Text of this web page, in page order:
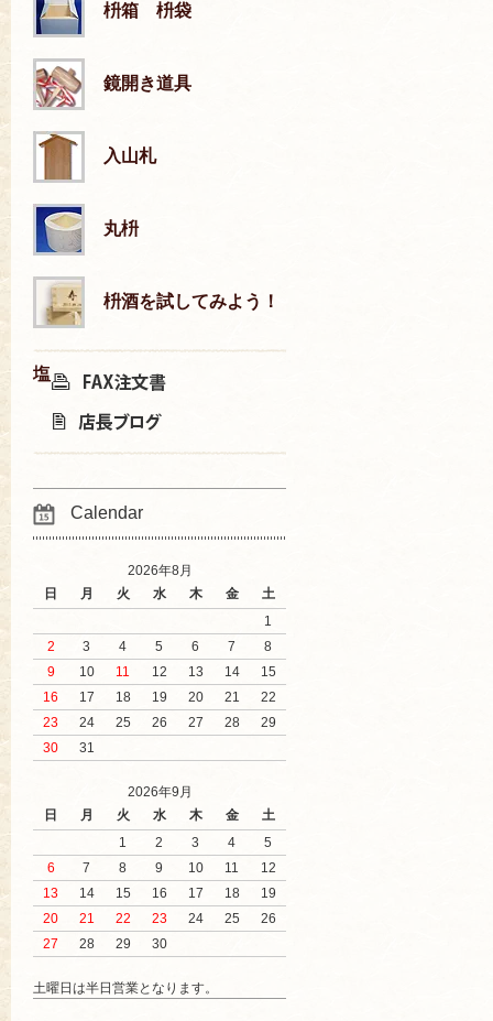
枡箱 枡袋
鏡開き道具
入山札
丸枡
枡酒を試してみよう！
塩
Calendar
2026年8月
日
月 火 水 木 金
土
1
2
3 4 5 6 7
8
9
10 11 12 13 14
15
16
17 18 19 20 21
22
23
24 25 26 27 28
29
30
31
2026年9月
日
月 火 水 木 金
土
1
2 3 4
5
6
7 8 9 10 11
12
13
14 15 16 17 18
19
20
21 22 23 24 25
26
27
28 29 30
土曜日は半日営業となります。